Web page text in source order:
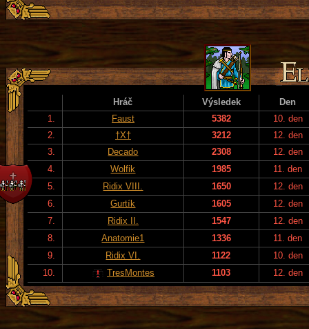
Hráč Výsledek
Den
1.
Faust 5382
10. den
2.
†X† 3212
12. den
3.
Decado 2308
12. den
4.
Wolfik 1985
11. den
5.
Ridix VIII. 1650
12. den
6.
Gurtík 1605
12. den
7.
Ridix II. 1547
12. den
8.
Anatomie1 1336
11. den
9.
Ridix VI. 1122
10. den
10.
TresMontes 1103 12. den